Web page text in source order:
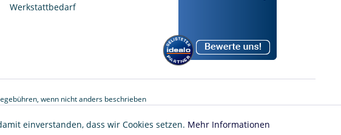
Werkstattbedarf
wenn nicht anders beschrieben
einverstanden, dass wir Cookies setzen. Mehr Informationen